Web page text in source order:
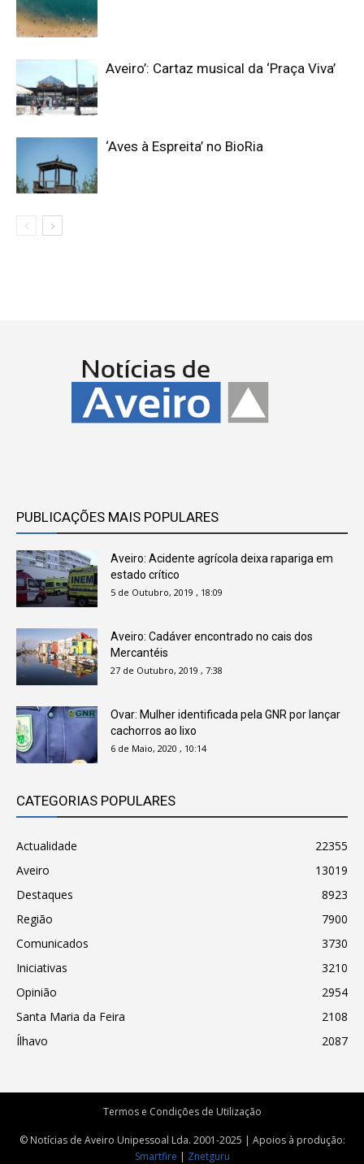
Aveiro’: Cartaz musical da ‘Praça Viva’
‘Aves à Espreita’ no BioRia
PUBLICAÇÕES MAIS POPULARES
Aveiro: Acidente agrícola deixa rapariga em
estado crítico
5 de Outubro, 2019 , 18:09
Aveiro: Cadáver encontrado no cais dos
Mercantéis
27 de Outubro, 2019 , 7:38
Ovar: Mulher identificada pela GNR por lançar
cachorros ao lixo
6 de Maio, 2020 , 10:14
CATEGORIAS POPULARES
Actualidade
22355
Aveiro
13019
Destaques
8923
Região
7900
Comunicados
3730
Iniciativas
3210
Opinião
2954
Santa Maria da Feira
2108
Ílhavo
2087
Termos e Condições de Utilização
© Notícias de Aveiro Unipessoal Lda. 2001-2025 | Apoios à produção:
Smartfire | Znetguru